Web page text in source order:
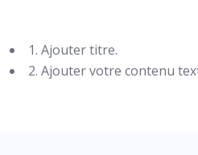
1. Ajouter titre.
2. Ajouter votre contenu